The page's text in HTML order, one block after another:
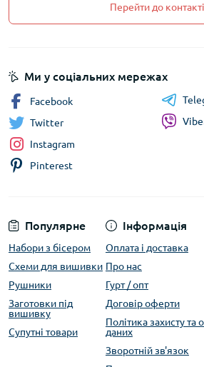
Перейти до
Популярне
Набори з бісером
Схеми для вишивки
Рушники
Заготовки під
вишивку
Супутні товари
Інформація
Оплата і доставка
Про нас
Гурт / опт
Договір оферти
Політика захисту
даних
Зворотній зв'язок
Ми у соціальних мережах
Facebook
Twitter
Instagram
Pinterest